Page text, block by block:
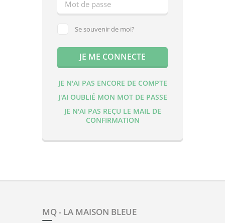
Se souvenir de moi?
JE N'AI PAS ENCORE DE COMPTE
J'AI OUBLIÉ MON MOT DE PASSE
JE N'AI PAS REÇU LE MAIL DE
CONFIRMATION
MQ - LA MAISON BLEUE